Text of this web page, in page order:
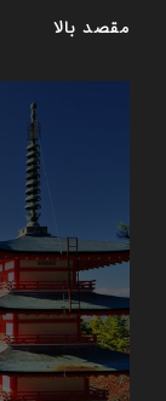
مقصد بالا